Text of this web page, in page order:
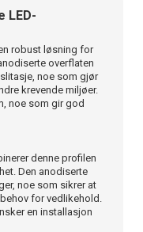
LED-
robust løsning for
overflaten
noe som gjør
krevende miljøer.
noe som gir god
denne profilen
Den anodiserte
noe som sikrer at
for vedlikehold.
en installasjon